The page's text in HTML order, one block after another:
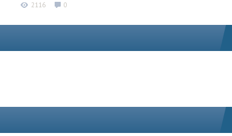
2116 0